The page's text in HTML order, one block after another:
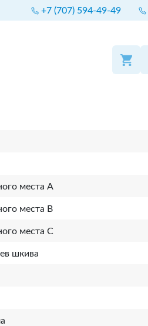
+7 (707) 594-49-49
места A
места B
места C
шкива